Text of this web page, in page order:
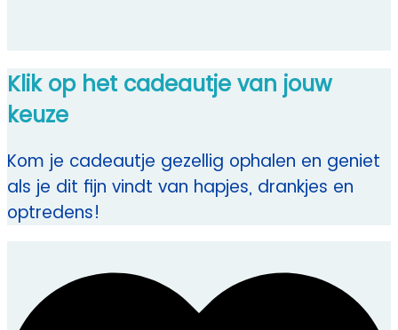
Klik op het cadeautje van jouw
keuze
Kom je cadeautje gezellig ophalen en geniet
als je dit fijn vindt van hapjes, drankjes en
optredens!